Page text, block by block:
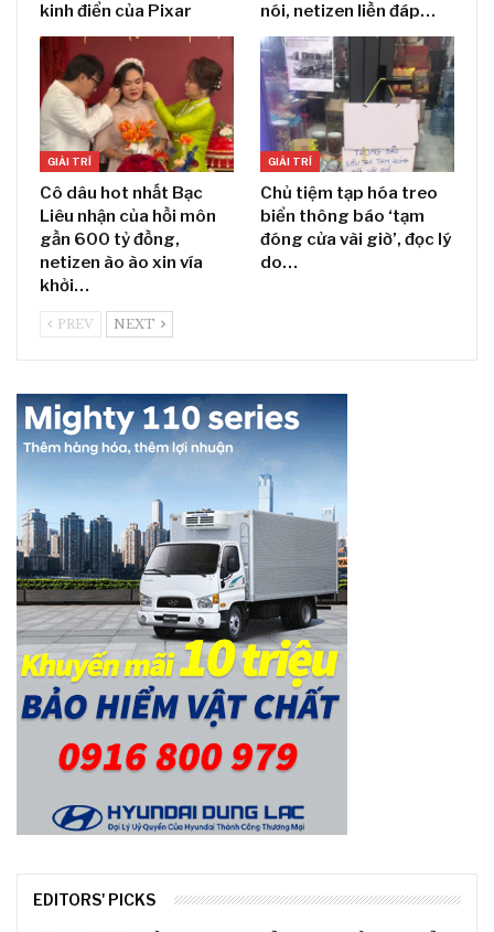
kinh điển của Pixar
nói, netizen liền đáp…
GIẢI TRÍ
Cô dâu hot nhất Bạc
Liêu nhận của hồi môn
gần 600 tỷ đồng,
netizen ào ào xin vía
khởi…
GIẢI TRÍ
Chủ tiệm tạp hóa treo
biển thông báo ‘tạm
đóng cửa vài giờ’, đọc lý
do…
PREV NEXT
EDITORS' PICKS